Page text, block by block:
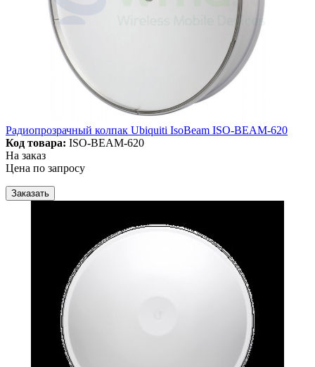
Радиопрозрачный колпак Ubiquiti IsoBeam ISO-BEAM-620
Код товара: ISO-BEAM-620
На заказ
Цена по запросу
Заказать